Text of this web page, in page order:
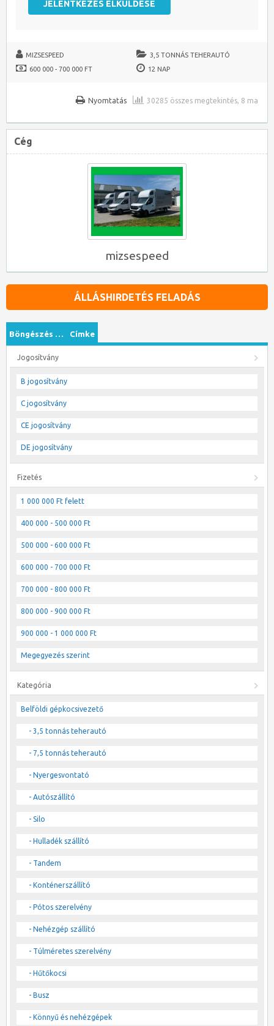
MIZSESPEED
3,5 TONNÁS TEHERAUTÓ
600 000 - 700 000 FT
12 NAP
30285 összes megtekintés, 8 ma
Nyomtatás
Cég
mizsespeed
ÁLLÁSHIRDETÉS FELADÁS
Böngészés … Címke
Jogosítvány
B jogosítvány
C jogosítvány
CE jogosítvány
DE jogosítvány
Fizetés
1 000 000 Ft felett
400 000 - 500 000 Ft
500 000 - 600 000 Ft
600 000 - 700 000 Ft
700 000 - 800 000 Ft
800 000 - 900 000 Ft
900 000 - 1 000 000 Ft
Megegyezés szerint
Kategória
Belföldi gépkocsivezető
- 3,5 tonnás teherautó
- 7,5 tonnás teherautó
- Nyergesvontató
- Autószállító
- Silo
- Hulladék szállító
- Tandem
- Konténerszállító
- Pótos szerelvény
- Nehézgép szállító
- Túlméretes szerelvény
- Hűtőkocsi
- Busz
- Könnyű és nehézgépek